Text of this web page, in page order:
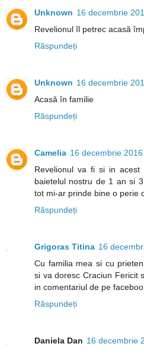
Unknown 16 decembrie
Revelionul îl petrec acasă
Răspundeți
Unknown 16 decembrie
Acasă în familie
Răspundeți
Camelia 16 decembrie
Revelionul va fi si in
baietelul nostru de 1 an si
tot mi-ar prinde bine o perie
Răspundeți
Grigoras Titina 16
Cu familia mea si cu
si va doresc Craciun Fericit
in comentariul de pe
Răspundeți
Daniela Dan 16 decembrie